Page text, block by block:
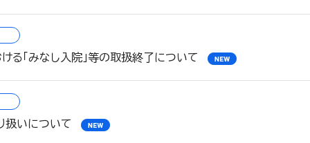
る「みなし入院」等の取扱終了について
扱いについて